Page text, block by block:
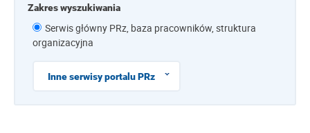
Zakres wyszukiwania
Serwis główny PRz, baza pracowników, struktura
organizacyjna
Inne serwisy portalu PRz